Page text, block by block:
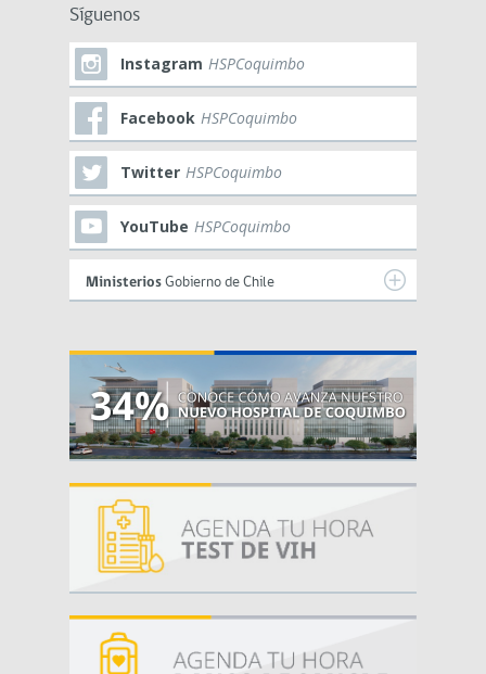
Síguenos
Instagram HSPCoquimbo
Facebook HSPCoquimbo
Twitter HSPCoquimbo
YouTube HSPCoquimbo
Ministerios Gobierno de Chile